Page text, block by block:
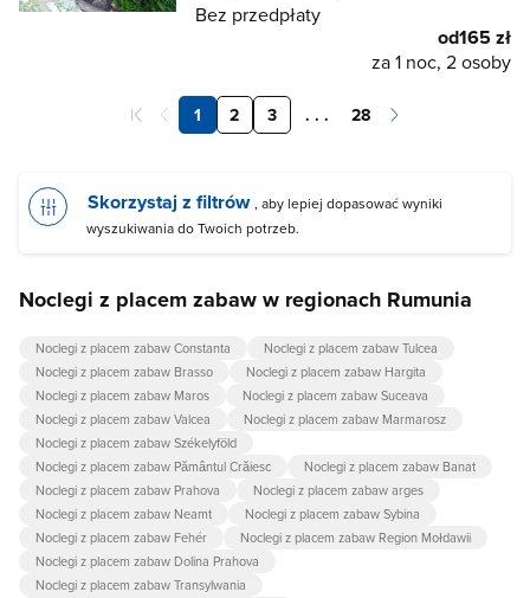
Bez przedpłaty
od165 zł
za 1 noc, 2 osoby
1 2 3 . . . 28
Skorzystaj z filtrów , aby lepiej dopasować wyniki
wyszukiwania do Twoich potrzeb.
Noclegi z placem zabaw w regionach Rumunia
Noclegi z placem zabaw Constanta
Noclegi z placem zabaw Tulcea
Noclegi z placem zabaw Brasso
Noclegi z placem zabaw Hargita
Noclegi z placem zabaw Maros
Noclegi z placem zabaw Suceava
Noclegi z placem zabaw Valcea
Noclegi z placem zabaw Marmarosz
Noclegi z placem zabaw Székelyföld
Noclegi z placem zabaw Pământul Crăiesc
Noclegi z placem zabaw Banat
Noclegi z placem zabaw Prahova
Noclegi z placem zabaw arges
Noclegi z placem zabaw Neamt
Noclegi z placem zabaw Sybina
Noclegi z placem zabaw Fehér
Noclegi z placem zabaw Region Mołdawii
Noclegi z placem zabaw Dolina Prahova
Noclegi z placem zabaw Transylwania